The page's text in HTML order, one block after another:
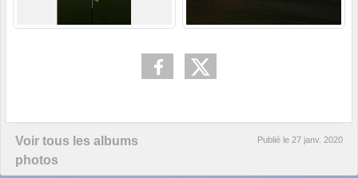
Voir tous les albums
photos
Publié le 27 janv. 2020